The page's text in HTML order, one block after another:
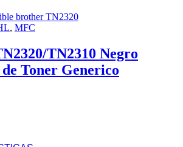
, MFC
TN2310 Negro
Toner Generico